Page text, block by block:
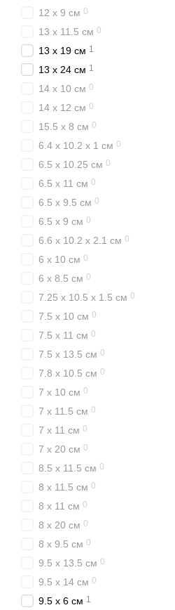
12 x 9 см 0
13 x 11.5 см 0
13 x 19 см 1
13 x 24 см 1
14 x 10 см 0
14 x 12 см 0
15.5 x 8 см 0
6.4 x 10.2 x 1 см 0
6.5 x 10.25 см 0
6.5 x 11 см 0
6.5 x 9.5 см 0
6.5 x 9 см 0
6.6 x 10.2 x 2.1 см 0
6 x 10 см 0
6 x 8.5 см 0
7.25 x 10.5 x 1.5 см 0
7.5 x 10 см 0
7.5 x 11 см 0
7.5 x 13.5 см 0
7.8 x 10.5 см 0
7 x 10 см 0
7 x 11.5 см 0
7 x 11 см 0
7 x 20 см 0
8.5 x 11.5 см 0
8 x 11.5 см 0
8 x 11 см 0
8 x 20 см 0
8 x 9.5 см 0
9.5 x 13.5 см 0
9.5 x 14 см 0
9.5 x 6 см 1